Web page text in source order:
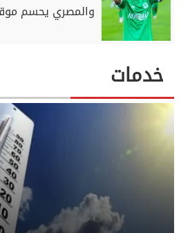
والمصري يحسم
خدمات